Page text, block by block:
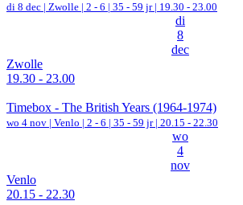
di 8 dec | Zwolle | 2 - 6 | 35 - 59 jr | 19.30 - 23.00
di
8
dec
Zwolle
19.30 - 23.00
Timebox - The British Years (1964-1974)
wo 4 nov | Venlo | 2 - 6 | 35 - 59 jr | 20.15 - 22.30
wo
4
nov
Venlo
20.15 - 22.30